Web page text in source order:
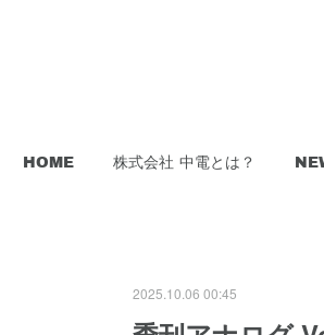
HOME 株式会社 中電とは？
2025.10.06 00:45